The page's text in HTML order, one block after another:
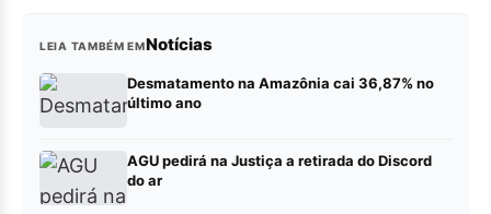
LEIA TAMBÉM EMNotícias
Desmatamento na Amazônia cai 36,87% no
último ano
AGU pedirá na Justiça a retirada do Discord
do ar